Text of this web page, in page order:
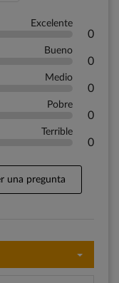
Excelente
0
Bueno
0
Medio
0
Pobre
0
Terrible
0
una pregunta